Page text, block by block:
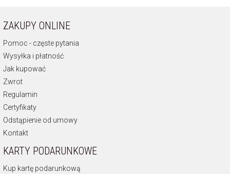
ZAKUPY ONLINE
Pomoc - częste pytania
Wysyłka i płatność
Jak kupować
Zwrot
Regulamin
Certyfikaty
Odstąpienie od umowy
Kontakt
KARTY PODARUNKOWE
Kup kartę podarunkową